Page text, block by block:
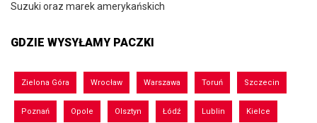
Suzuki oraz marek amerykańskich
GDZIE WYSYŁAMY PACZKI
Zielona Góra Wrocław Warszawa Toruń Szczecin
Poznań Opole Olsztyn Łódź Lublin Kielce